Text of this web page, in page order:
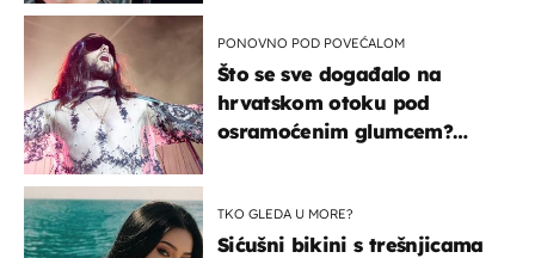
PONOVNO POD POVEĆALOM
Što se sve događalo na
hrvatskom otoku pod
osramoćenim glumcem?
TKO GLEDA U MORE?
Sićušni bikini s trešnjicama